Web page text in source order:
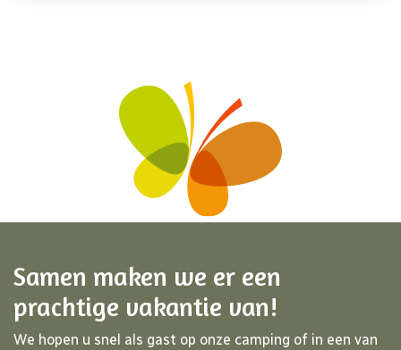
Samen maken we er een
prachtige vakantie van!
We hopen u snel als gast op onze camping of in een van